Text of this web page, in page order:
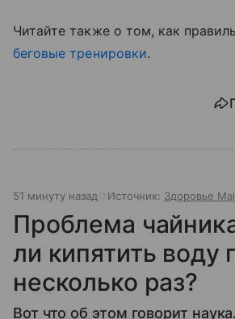
Читайте также о том, как
беговые тренировки.
51 минуту назад Источник: Здоровье
Проблема
ли кипятить воду
несколько раз?
Вот что об этом говорит наука.